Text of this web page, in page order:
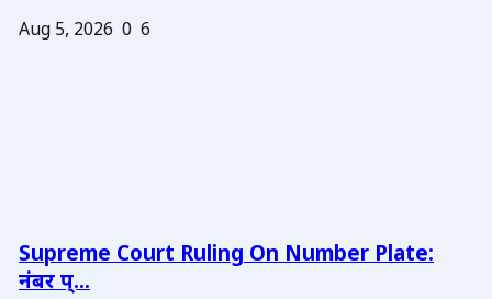
Aug 5, 2026 0 6
Supreme Court Ruling On Number Plate:
नंबर प्...